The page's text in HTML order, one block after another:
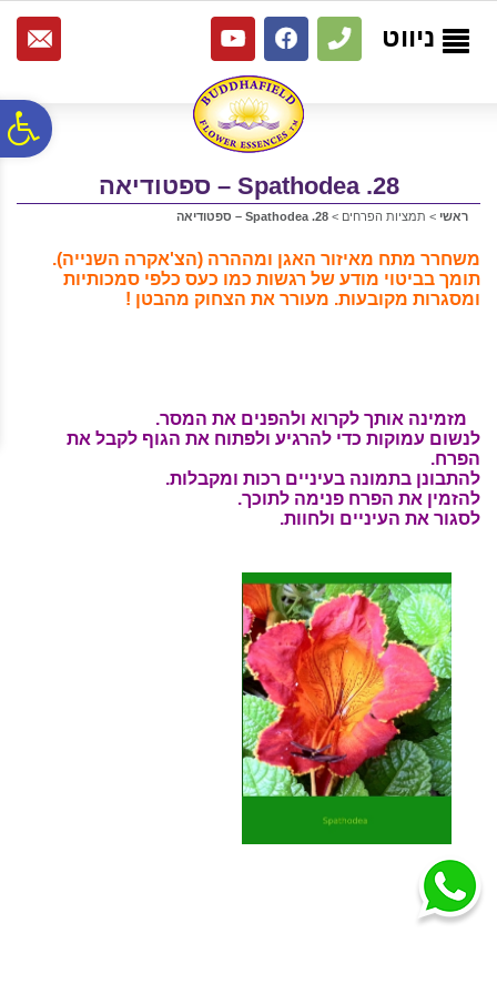
נגישות
אתר
המרכזי
ניווט
28. Spathodea – ספטודיאה
ראשי > תמציות הפרחים > 28. Spathodea – ספטודיאה
משחרר מתח מאיזור האגן ומההרה (הצ'אקרה השנייה).
תומך בביטוי מודע של רגשות כמו כעס כלפי סמכותיות
ומסגרות מקובעות. מעורר את הצחוק מהבטן !
מזמינה אותך לקרוא ולהפנים את המסר.
לנשום עמוקות כדי להרגיע ולפתוח את הגוף לקבל את
הפרח.
להתבונן בתמונה בעיניים רכות ומקבלות.
להזמין את הפרח פנימה לתוכך.
לסגור את העיניים ולחוות.